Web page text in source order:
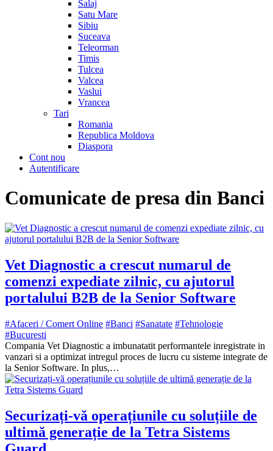
Salaj
Satu Mare
Sibiu
Suceava
Teleorman
Timis
Tulcea
Valcea
Vaslui
Vrancea
Tari
Romania
Republica Moldova
Diaspora
Cont nou
Autentificare
Comunicate de presa din Banci
Vet Diagnostic a crescut numarul de
comenzi expediate zilnic, cu ajutorul
portalului B2B de la Senior Software
#Afaceri / Comert Online #Banci #Sanatate #Tehnologie
#Bucuresti
Compania Vet Diagnostic a imbunatatit performantele inregistrate in
vanzari si a optimizat intregul proces de lucru cu sisteme integrate de
la Senior Software. In plus,…
Securizați-vă operațiunile cu soluțiile de
ultimă generație de la Tetra Sistems